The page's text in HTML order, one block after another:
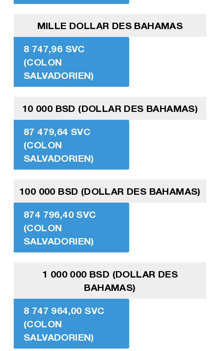
MILLE DOLLAR DES BAHAMAS
8 747,96 SVC
(COLON
SALVADORIEN)
10 000 BSD (DOLLAR DES BAHAMAS)
87 479,64 SVC
(COLON
SALVADORIEN)
100 000 BSD (DOLLAR DES BAHAMAS)
874 796,40 SVC
(COLON
SALVADORIEN)
1 000 000 BSD (DOLLAR DES
BAHAMAS)
8 747 964,00 SVC
(COLON
SALVADORIEN)